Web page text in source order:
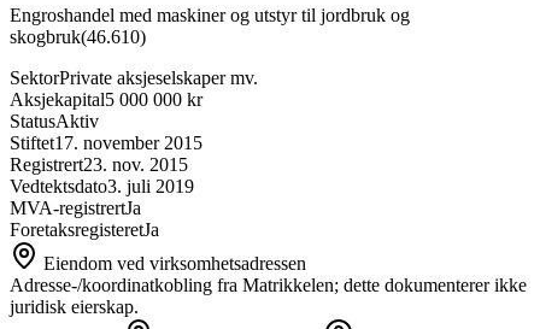
Engroshandel med maskiner og utstyr til jordbruk og
skogbruk(46.610)
SektorPrivate aksjeselskaper mv.
Aksjekapital5 000 000 kr
StatusAktiv
Stiftet17. november 2015
Registrert23. nov. 2015
Vedtektsdato3. juli 2019
MVA-registrertJa
ForetaksregisteretJa
Eiendom ved virksomhetsadressen
Adresse-/koordinatkobling fra Matrikkelen; dette dokumenterer ikke
juridisk eierskap.